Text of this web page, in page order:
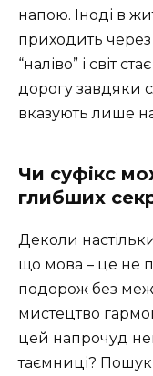
напою. Іноді в
приходить
“наліво” і світ
дорогу завдяки
вказують лише
Чи суфікс
глибших
Деколи
що мова – це не
подорож без меж.
мистецтво
цей напрочуд
таємниці? Пошук